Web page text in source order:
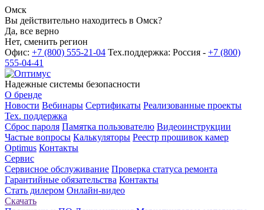
Омск
Вы действительно находитесь в Омск?
Да, все верно
Нет, сменить регион
Офис: +7 (800) 555-21-04 Тех.поддержка: Россия - +7 (800)
555-04-41
Надежные системы безопасности
О бренде
Новости Вебинары Сертификаты Реализованные проекты
Тех. поддержка
Сброс пароля Памятка пользователю Видеоинструкции
Частые вопросы Калькуляторы Реестр прошивок камер
Optimus Контакты
Сервис
Сервисное обслуживание Проверка статуса ремонта
Гарантийные обязательства Контакты
Стать дилером Онлайн-видео
Скачать